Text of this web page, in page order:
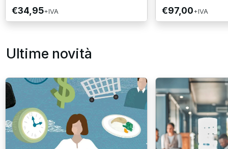
€34,95+IVA €97,00+IVA
Ultime novità